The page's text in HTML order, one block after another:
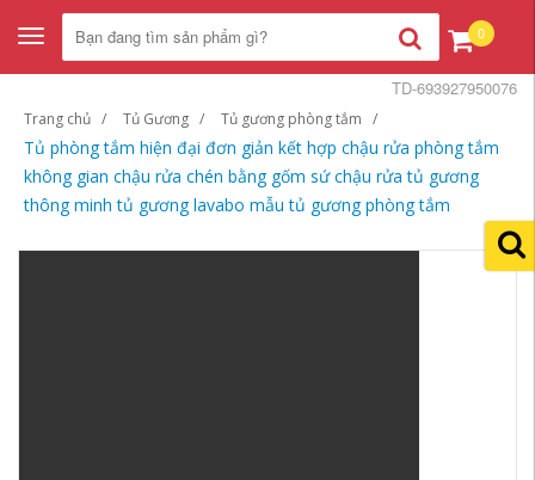
Toggle
navigation
0
Trang chủ Tủ Gương Tủ gương phòng tắm
Tủ phòng tắm hiện đại đơn giản kết hợp chậu rửa phòng tắm
không gian chậu rửa chén bằng gốm sứ chậu rửa tủ gương
thông minh tủ gương lavabo mẫu tủ gương phòng tắm
TD-693927950076